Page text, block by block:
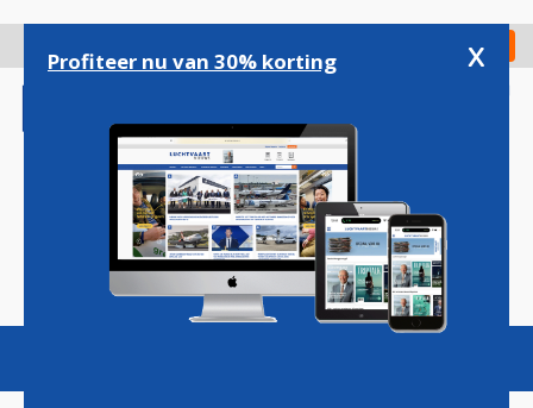
gaan
Check in
Magazine Podcasts Vacatures
Profiteer nu van 30% korting x